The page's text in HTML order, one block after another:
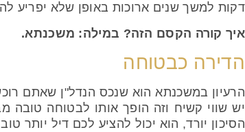
דקות למשך שנים ארוכות באופן שלא יפריע
איך קורה הקסם הזה? במילה: משכנתא.
הדירה כבטוחה
הרעיון במשכנתא הוא שנכס הנדל"ן שאתם
יש שווי קשיח וזה הופך אותו לבטוחה טובה
הסיכון יורד, הוא יכול להציע לכם דיל יותר